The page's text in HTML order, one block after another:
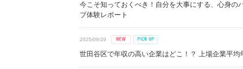
今こそ知っておくべき！自分を大事にする、心身の
プ体験レポート
2025/09/29
世田谷区で年収の高い企業はどこ！？ 上場企業平